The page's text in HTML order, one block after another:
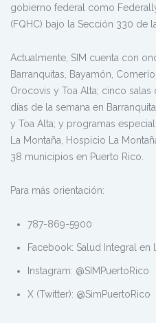
gobierno federal como
(FQHC) bajo la Sección 330 de
Actualmente, SIM cuenta con
Barranquitas, Bayamón,
Orocovis y Toa Alta; cinco
días de la semana en
y Toa Alta; y programas
La Montaña, Hospicio La
38 municipios en Puerto Rico.
Para más orientación:
787-869-5900
Facebook: Salud Integral en
Instagram: @SIMPuertoRico
X (Twitter): @SimPuertoRico